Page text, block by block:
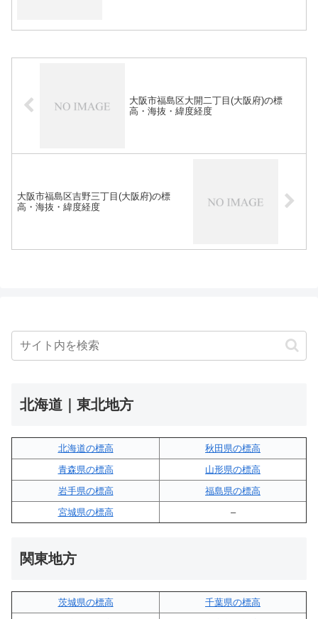
大阪市福島区大開二丁目(大阪府)の標
高・海抜・緯度経度
大阪市福島区吉野三丁目(大阪府)の標
高・海抜・緯度経度
北海道｜東北地方
北海道の標高
秋田県の標高
青森県の標高
山形県の標高
岩手県の標高
福島県の標高
宮城県の標高
–
関東地方
茨城県の標高
千葉県の標高